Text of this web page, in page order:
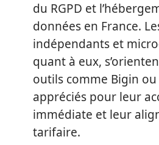
du RGPD et
données en France.
indépendants et
quant à eux,
outils comme Bigin ou
appréciés pour leur
immédiate et leur
tarifaire.